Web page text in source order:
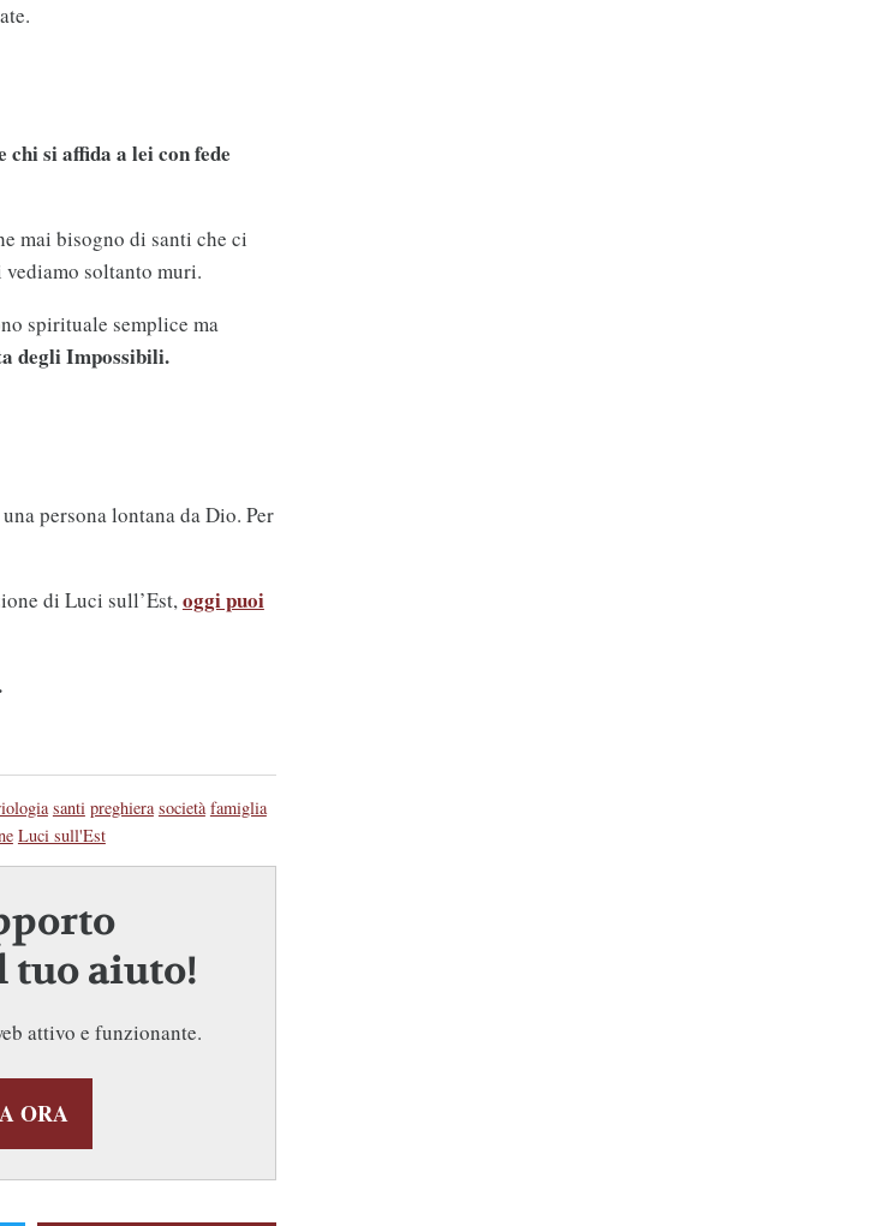
si affida a lei con fede
mai bisogno di santi che ci
soltanto muri.
spirituale semplice ma
degli Impossibili.
persona lontana da Dio. Per
di Luci sull’Est,oggi puoi
santi preghiera società famiglia
Luci sull'Est
tuo aiuto!
attivo e funzionante.
ORA